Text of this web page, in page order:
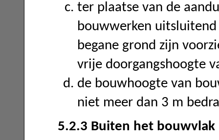
ter plaatse van de
bouwwerken
begane grond zijn
vrije doorgangshoogte
de bouwhoogte van
niet meer dan 3 m
5.2.3 Buiten het bouwvlak